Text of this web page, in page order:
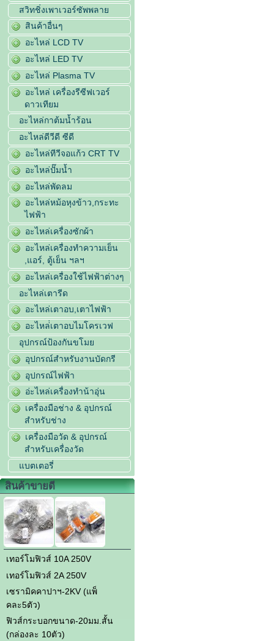
สวิทชิ่งเพาเวอร์ซัพพลาย
สินค้าอื่นๆ
อะไหล่ LCD TV
อะไหล่ LED TV
อะไหล่ Plasma TV
อะไหล่ เครื่องรีซีฟเวอร์
ดาวเทียม
อะไหล่กาต้มน้ำร้อน
อะไหล่ดีวีดี ซีดี
อะไหล่ทีวีจอแก้ว CRT TV
อะไหล่ปั๊มน้ำ
อะไหล่พัดลม
อะไหล่หม้อหุงข้าว,กระทะ
ไฟฟ้า
อะไหล่เครื่องซักผ้า
อะไหล่เครื่องทำความเย็น
,แอร์, ตู้เย็น ฯลฯ
อะไหล่เครื่องใช้ไฟฟ้าต่างๆ
อะไหล่เตารีด
อะไหล่เตาอบ,เตาไฟฟ้า
อะไหล่่เตาอบไมโครเวฟ
อุปกรณ์ป้องกันขโมย
อุปกรณ์สำหรับงานบัดกรี
อุปกรณ์ไฟฟ้า
อ่ะไหล่เครื่องทำน้าอุ่น
เครื่องมือช่าง & อุปกรณ์
สำหรับช่าง
เครื่องมือวัด & อุปกรณ์
สำหรับเครื่องวัด
แบตเตอรี่
สินค้าขายดี
เทอร์โมฟิวส์ 10A 250V
เทอร์โมฟิวส์ 2A 250V
เซรามิคคาปาฯ-2KV (แพ็
คละ5ตัว)
ฟิวส์กระบอกขนาด-20มม.สั้น
(กล่องละ 10ตัว)